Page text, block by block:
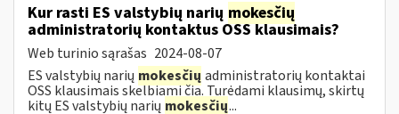
Kur rasti ES valstybių narių mokesčių
administratorių kontaktus OSS klausimais?
Web turinio sąrašas 2024-08-07
ES valstybių narių mokesčių administratorių kontaktai
OSS klausimais skelbiami čia. Turėdami klausimų, skirtų
kitų ES valstybių narių mokesčių...